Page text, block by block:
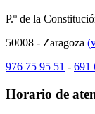
P.º de la
50008 - Zaragoza
976 75 95 51 - 691
Horario de